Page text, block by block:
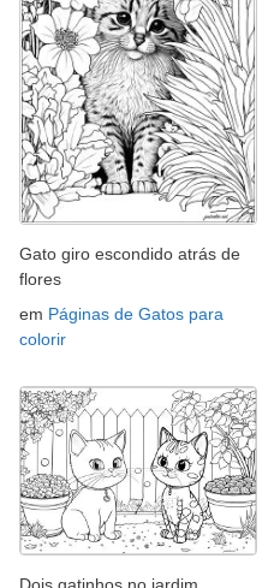
Gato giro escondido atrás de
flores
em Páginas de Gatos para
colorir